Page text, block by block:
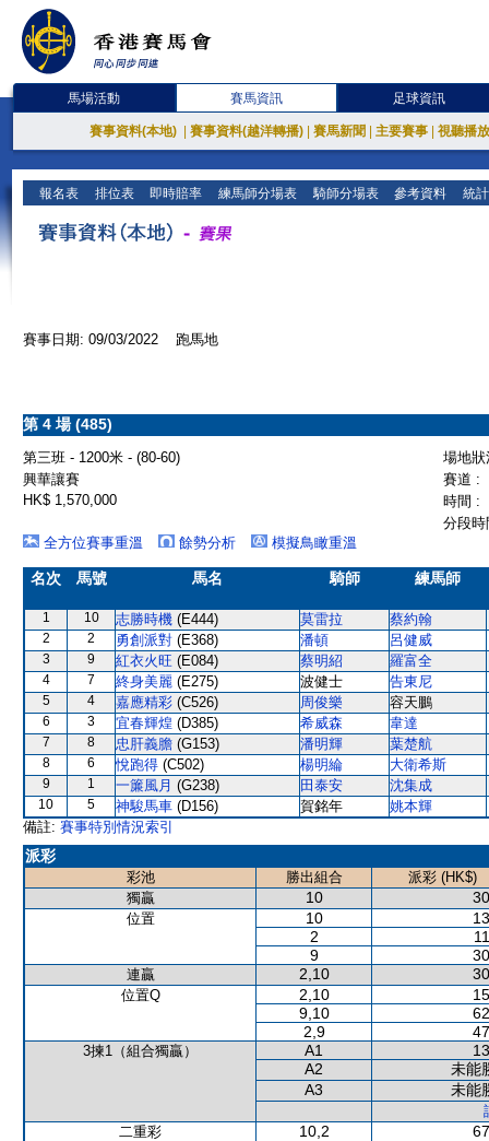
馬場活動 賽馬資訊 足球資訊
賽事資料(本地) 賽事資料(越洋轉播) 賽馬新聞 主要賽事 視聽播
報名表 排位表 即時賠率 練馬師分場表 騎師分場表 參考資料 統
賽事日期: 09/03/2022 跑馬地
第 4 場 (485)
第三班 - 1200米 - (80-60)
場地
興華讓賽
賽道 :
HK$ 1,570,000
時間 :
分段
全方位賽事重溫
餘勢分析 模擬鳥瞰重溫
名次 馬號 馬名 騎師 練馬師
1 10 志勝時機 (E444) 莫雷拉 蔡約翰
2 2 勇創派對 (E368) 潘頓 呂健威
3 9 紅衣火旺 (E084) 蔡明紹 羅富全
4 7 終身美麗 (E275) 波健士 告東尼
5 4 嘉應精彩 (C526) 周俊樂 容天鵬
6 3 宜春輝煌 (D385) 希威森 韋達
7 8 忠肝義膽 (G153) 潘明輝 葉楚航
8 6 悅跑得 (C502) 楊明綸 大衛希斯
9 1 一簾風月 (G238) 田泰安 沈集成
10 5 神駿馬車 (D156) 賀銘年
姚本輝
備註: 賽事特別情況索引
派彩
彩池 勝出組合
派彩 (HK$)
獨贏
10
位置 10
2
9
連贏 2,10
位置Q 2,10
9,10
2,9
3揀1（組合獨贏） A1
A2
未能
A3
未能
二重彩
10,2